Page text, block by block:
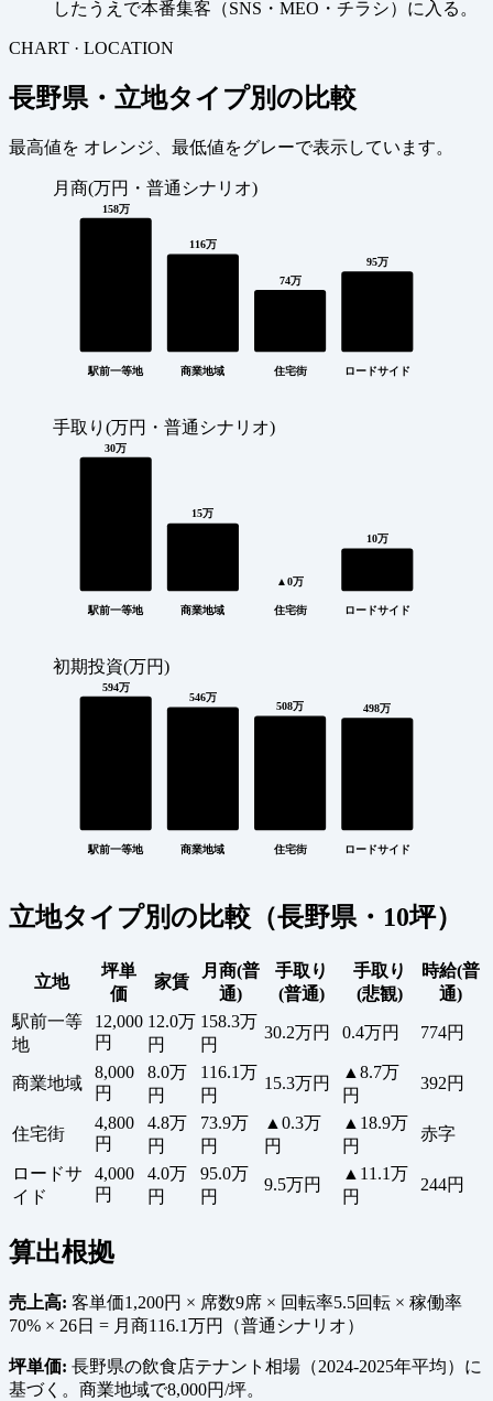
したうえで本番集客（SNS・MEO・チラシ）に入る。
CHART · LOCATION
長野県・立地タイプ別の比較
最高値を オレンジ、最低値をグレーで表示しています。
月商(万円・普通シナリオ)
158万
駅前一等地
116万
商業地域
74万
住宅街
95万
ロードサイド
手取り(万円・普通シナリオ)
30万
駅前一等地
15万
商業地域
▲0万
住宅街
10万
ロードサイド
初期投資(万円)
594万
駅前一等地
546万
商業地域
508万
住宅街
498万
ロードサイド
立地タイプ別の比較（長野県・10坪）
立地
坪単
価
家賃
月商(普
通)
手取り
(普通)
手取り
(悲観)
時給(普
通)
駅前一等
地
12,000
円
12.0万
円
158.3万
円
30.2万円 0.4万円 774円
商業地域
8,000
円
8.0万
円
116.1万
円
15.3万円
▲8.7万
円
392円
住宅街
4,800
円
4.8万
円
73.9万
円
▲0.3万
円
▲18.9万
円
赤字
ロードサ
イド
4,000
円
4.0万
円
95.0万
円
9.5万円
▲11.1万
円
244円
算出根拠
売上高: 客単価1,200円 × 席数9席 × 回転率5.5回転 × 稼働率
70% × 26日 = 月商116.1万円（普通シナリオ）
坪単価: 長野県の飲食店テナント相場（2024-2025年平均）に
基づく。商業地域で8,000円/坪。